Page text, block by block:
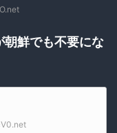
朝鮮でも不要にな